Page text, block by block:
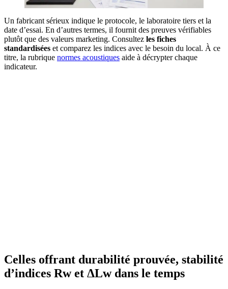
Un fabricant sérieux indique le protocole, le laboratoire tiers et la
date d’essai. En d’autres termes, il fournit des preuves vérifiables
plutôt que des valeurs marketing. Consultez les fiches
standardisées et comparez les indices avec le besoin du local. À ce
titre, la rubrique normes acoustiques aide à décrypter chaque
indicateur.
Celles offrant durabilité prouvée, stabilité
d’indices Rw et ΔLw dans le temps